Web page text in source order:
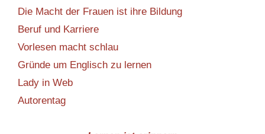
Die Macht der Frauen ist ihre Bildung
Beruf und Karriere
Vorlesen macht schlau
Gründe um Englisch zu lernen
Lady in Web
Autorentag